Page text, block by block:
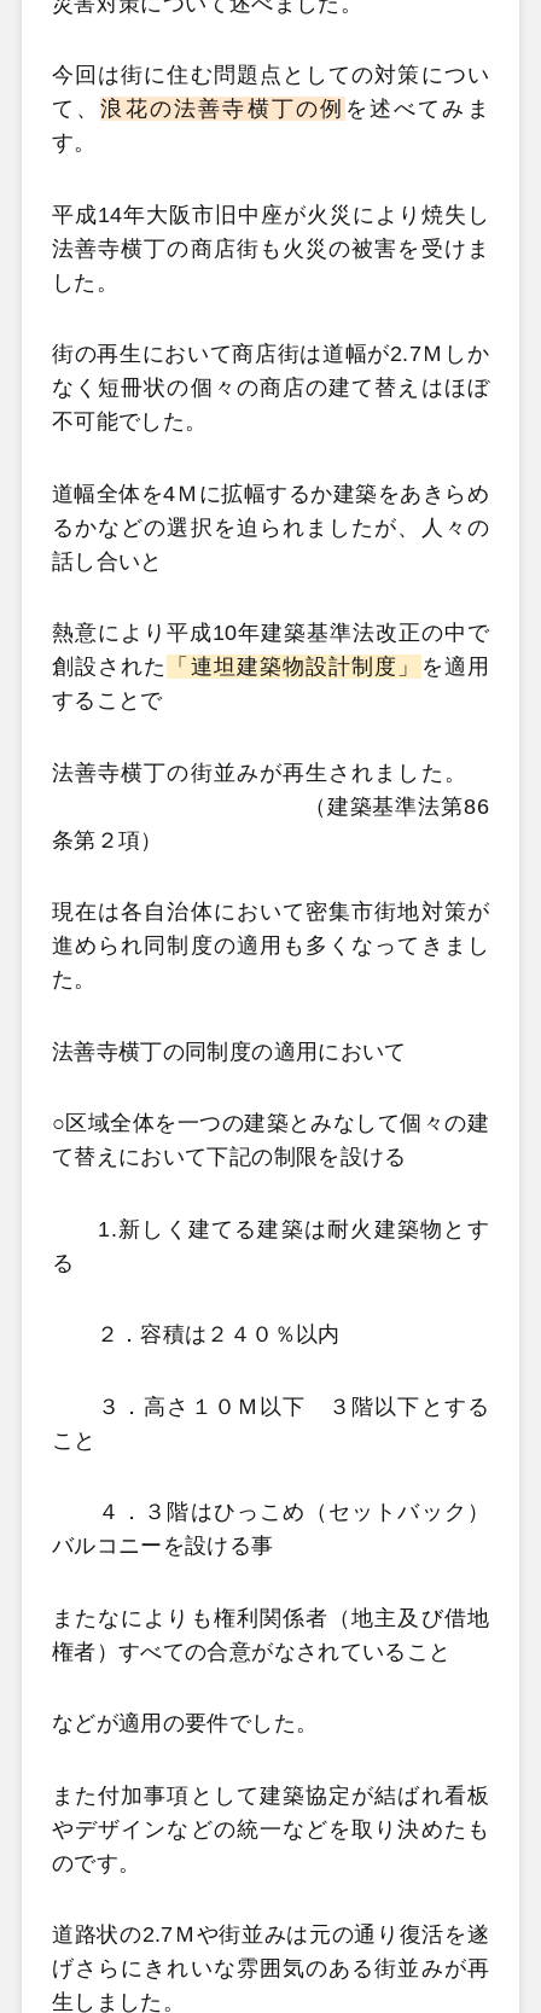
今回は街に住む問題点としての対策につい
て、浪花の法善寺横丁の例 を述べてみま
す。
平成14年大阪市旧中座が火災により焼失し
法善寺横丁の商店街も火災の被害を受けま
した。
街の再生において商店街は道幅が2.7Ｍしか
なく短冊状の個々の商店の建て替えはほぼ
不可能でした。
道幅全体を4Ｍに拡幅するか建築をあきらめ
るかなどの選択を迫られましたが、人々の
話し合いと
熱意により平成10年建築基準法改正の中で
創設された
「連坦建築物設計制度」
を適用
することで
法善寺横丁の街並みが再生されました。
（建築基準法第86
条第２項）
現在は各自治体において密集市街地対策が
進められ同制度の適用も多くなってきまし
た。
法善寺横丁の同制度の適用において
○区域全体を一つの建築とみなして個々の建
て替えにおいて下記の制限を設ける
1.新しく建てる建築は耐火建築物とす
る
２．容積は２４０％以内
３．高さ１０Ｍ以下 ３階以下とする
こと
４．３階はひっこめ（セットバック）
バルコニーを設ける事
またなによりも権利関係者（地主及び借地
権者）すべての合意がなされていること
などが適用の要件でした。
また付加事項として建築協定が結ばれ看板
やデザインなどの統一などを取り決めたも
のです。
道路状の2.7Ｍや街並みは元の通り復活を遂
げさらにきれいな雰囲気のある街並みが再
生しました。